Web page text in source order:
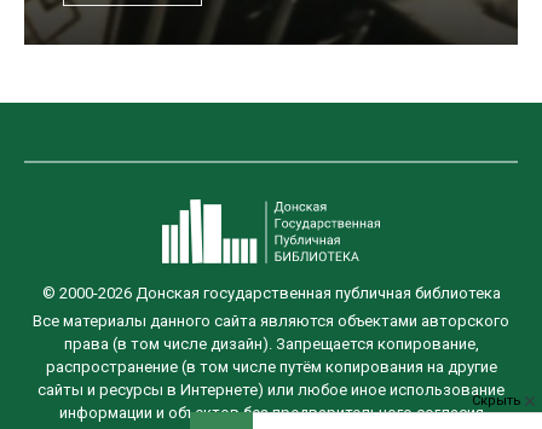
Скрыть
© 2000-2026 Донская государственная публичная библиотека
Все материалы данного сайта являются объектами авторского
права (в том числе дизайн). Запрещается копирование,
распространение (в том числе путём копирования на другие
сайты и ресурсы в Интернете) или любое иное использование
информации и объектов без предварительного согласия